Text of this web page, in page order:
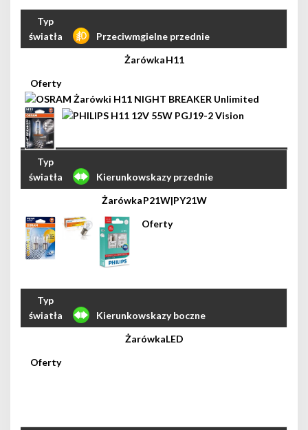
Przeciwmgielne przednie
H11
Kierunkowskazy przednie
P21W|PY21W
Kierunkowskazy boczne
LED